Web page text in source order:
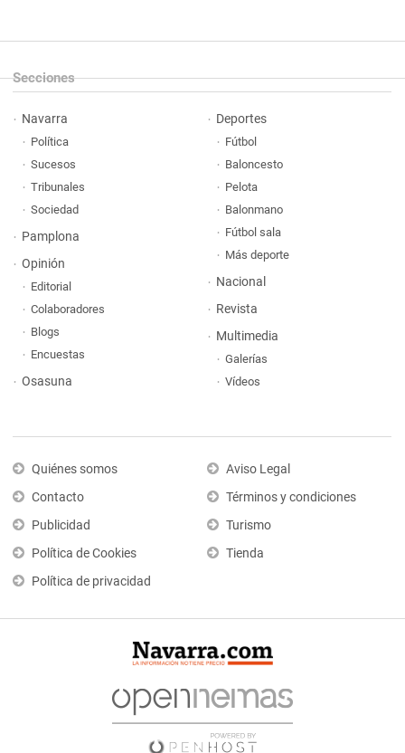
Secciones
Navarra
Política
Sucesos
Tribunales
Sociedad
Pamplona
Opinión
Editorial
Colaboradores
Blogs
Encuestas
Osasuna
Deportes
Fútbol
Baloncesto
Pelota
Balonmano
Fútbol sala
Más deporte
Nacional
Revista
Multimedia
Galerías
Vídeos
Quiénes somos
Contacto
Publicidad
Política de Cookies
Política de privacidad
Aviso Legal
Términos y condiciones
Turismo
Tienda